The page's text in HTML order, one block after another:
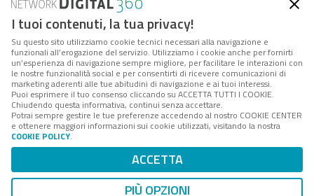
Forumpa.itè una pubblicazione telematica iscritta
presso Registro della stampa del Tribunale di Roma -
Reg. n. 182 del 2 maggio 2008 - Direttore resp. Michela
Stentella
FPA s.r.l. è società soggetta a Direzione e
Coordinamento da parte di Digital360 S.p.A. - FPA s.r.l.
è un'azienda certificata per il sistema di management
Codice Fiscale/Partita IVA n. 10693191008 - R.E.A. Roma
n. 1249791. ISP AWS
Mappa del sito
I tuoi contenuti, la tua privacy!
Su questo sito utilizziamo cookie tecnici necessari alla navigazione e
funzionali all’erogazione del servizio. Utilizziamo i cookie anche per fornirti
un’esperienza di navigazione sempre migliore, per facilitare le interazioni con
le nostre funzionalità social e per consentirti di ricevere comunicazioni di
marketing aderenti alle tue abitudini di navigazione e ai tuoi interessi.
Puoi esprimere il tuo consenso cliccando su ACCETTA TUTTI I COOKIE.
Chiudendo questa informativa, continui senza accettare.
Potrai sempre gestire le tue preferenze accedendo al nostro COOKIE CENTER
e ottenere maggiori informazioni sui cookie utilizzati, visitando la nostra
COOKIE POLICY.
ACCETTA
PIÙ OPZIONI